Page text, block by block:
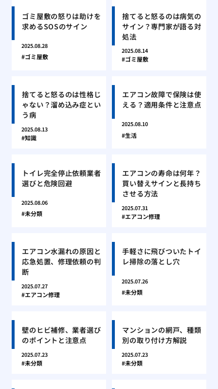
ゴミ屋敷の怒りは助けを
求めるSOSのサイン
2025.08.28
ゴミ屋敷
捨てると怒るのは病気の
サイン？専門家が語る対
処法
2025.08.14
ゴミ屋敷
捨てると怒るのは性格じ
ゃない？溜め込み症とい
う病
2025.08.13
知識
エアコン故障で保険は使
える？適用条件と注意点
2025.08.10
生活
トイレ完全停止依頼業者
選びと危険回避
2025.08.06
未分類
エアコンの寿命は何年？
買い替えサインと長持ち
させる方法
2025.07.31
エアコン修理
エアコン水漏れの原因と
応急処置、修理依頼の判
断
2025.07.27
エアコン修理
手軽さに飛びついたトイ
レ掃除の落とし穴
2025.07.26
未分類
壁のヒビ補修、業者選び
のポイントと注意点
2025.07.23
未分類
マンションの網戸、種類
別の取り付け方解説
2025.07.23
未分類